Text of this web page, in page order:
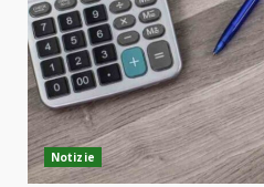
Notizie